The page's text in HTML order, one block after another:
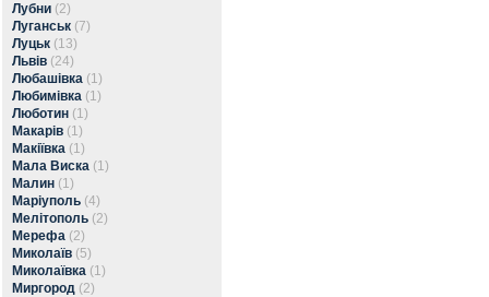
Лубни (2)
Луганськ (7)
Луцьк (13)
Львів (24)
Любашівка (1)
Любимівка (1)
Люботин (1)
Макарів (1)
Макіївка (1)
Мала Виска (1)
Малин (1)
Маріуполь (4)
Мелітополь (2)
Мерефа (2)
Миколаїв (5)
Миколаївка (1)
Миргород (2)